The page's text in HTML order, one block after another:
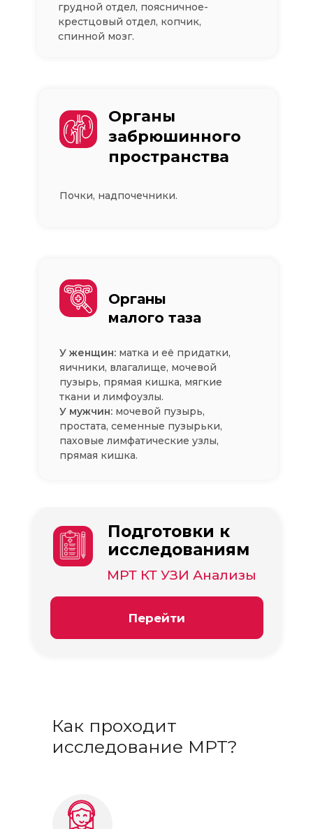
Органы
забрюшинного
пространства
Почки, надпочечники.
Органы
малого таза
У женщин: матка и её придатки,
яичники, влагалище, мочевой
пузырь, прямая кишка, мягкие
ткани и лимфоузлы.
У мужчин: мочевой пузырь,
простата, семенные пузырьки,
паховые лимфатические узлы,
прямая кишка.
грудной отдел, поясничное-
крестцовый отдел, копчик,
спинной мозг.
МРТ КТ УЗИ Анализы
Подготовки к
исследованиям
Перейти
Как проходит
исследование МРТ?